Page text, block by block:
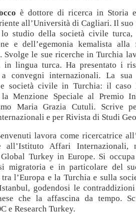
è dottore di ricerca in Storia
all’Università di Cagliari. Il
lo studio della società civile
e dell’egemonia kemalista
Svolge le sue ricerche in Turchia
in lingua turca. Ha presentato i
a convegni internazionali. La
e società civile in Turchia: il caso
Menzione Speciale al Premio
Maria Grazia Cutuli. Scrive
e per Rivista di Studi
lavora come ricercatrice
all’Istituto Affari Internazionali,
Turkey in Europe. Si
migratoria e in particolare del
l’Europa e la Turchia e sulla
godendosi le
che la affascina da tempo.
e Research Turkey.